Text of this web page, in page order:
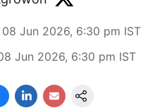
08 Jun 2026, 6:30 pm IST
Jun 2026, 6:30 pm IST